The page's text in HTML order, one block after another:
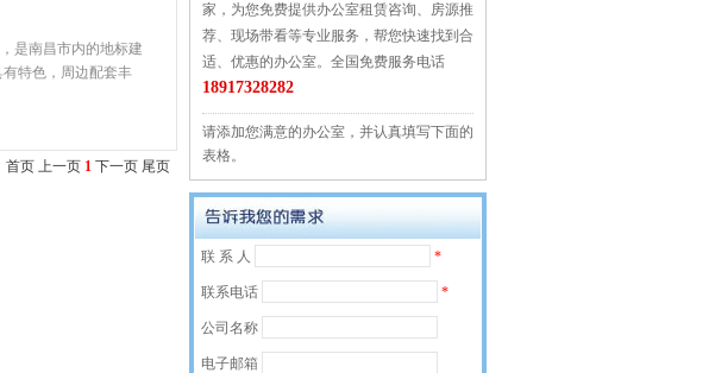
是南昌市内的地标建
特色，周边配套丰
首页 上一页 1下一页 尾页
家，为您免费提供办公室租赁咨询、房源推
荐、现场带看等专业服务，帮您快速找到合
适、优惠的办公室。全国免费服务电话
18917328282
请添加您满意的办公室，并认真填写下面的
表格。
联 系 人 *
联系电话 *
公司名称
电子邮箱